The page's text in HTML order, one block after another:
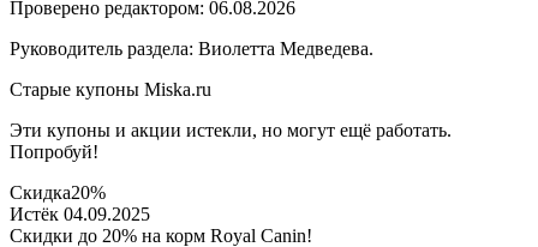
Проверено редактором: 06.08.2026
Руководитель раздела: Виолетта Медведева.
Старые купоны Miska.ru
Эти купоны и акции истекли, но могут ещё работать.
Попробуй!
Скидка20%
Истёк 04.09.2025
Скидки до 20% на корм Royal Canin!